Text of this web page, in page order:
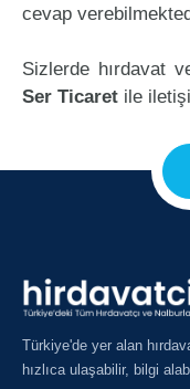
cevap
Sizlerde hırdavat
Ser Ticaret ile
Türkiye'de yer alan
hızlıca ulaşabilir, bilgi